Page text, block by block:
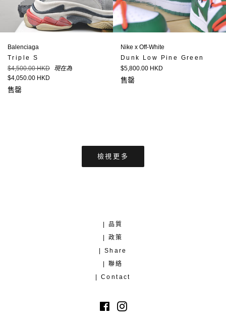
Balenciaga
Triple S
定
價
$4,500.00 HKD 現在為
$4,050.00 HKD
售罄
Nike x Off-White
Dunk Low Pine Green
定
價
$5,800.00 HKD
售罄
檢視更多
| 品質
| 政策
| Share
| 聯絡
| Contact
FacebookInstagram